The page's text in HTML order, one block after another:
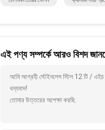
এই পণ্য সম্পর্কে আরও বিশদ
আমি আগ্রহী স্টেইনলেস স্টিল 12 টি / এইচ
ধন্যবাদ!
তোমার উত্তরের অপেক্ষা করছি.